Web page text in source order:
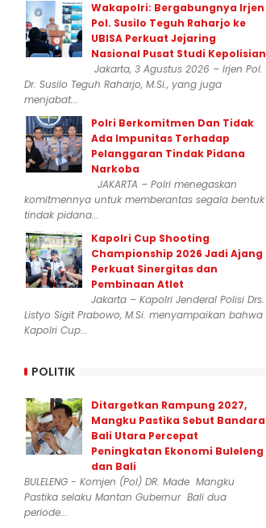
Wakapolri: Bergabungnya Irjen
Pol. Susilo Teguh Raharjo ke
UBISA Perkuat Jejaring
Nasional Pusat Studi Kepolisian
Jakarta, 3 Agustus 2026 – Irjen Pol.
Dr. Susilo Teguh Raharjo, M.Si., yang juga
menjabat...
Polri Berkomitmen Dan Tidak
Ada Impunitas Terhadap
Pelanggaran Tindak Pidana
Narkoba
JAKARTA – Polri menegaskan
komitmennya untuk memberantas segala bentuk
tindak pidana...
Kapolri Cup Shooting
Championship 2026 Jadi Ajang
Perkuat Sinergitas dan
Pembinaan Atlet
Jakarta – Kapolri Jenderal Polisi Drs.
Listyo Sigit Prabowo, M.Si. menyampaikan bahwa
Kapolri Cup...
POLITIK
Ditargetkan Rampung 2027,
Mangku Pastika Sebut Bandara
Bali Utara Percepat
Peningkatan Ekonomi Buleleng
dan Bali
BULELENG - Komjen (Pol) DR. Made Mangku
Pastika selaku Mantan Gubernur Bali dua
periode...